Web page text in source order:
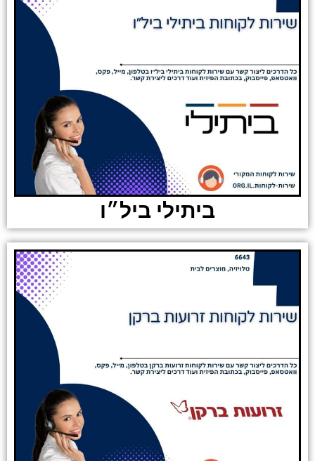
ביתילי ביל״ו